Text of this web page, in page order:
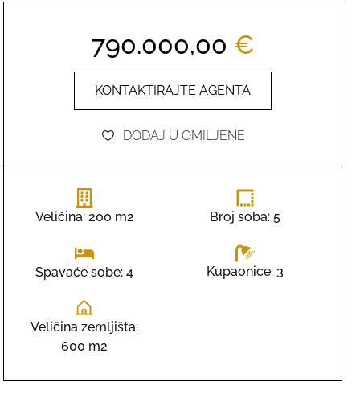
790.000,00 €
KONTAKTIRAJTE AGENTA
DODAJ U OMILJENE
Veličina: 200 m2 Broj soba: 5
Spavaće sobe: 4 Kupaonice: 3
Veličina zemljišta:
600 m2